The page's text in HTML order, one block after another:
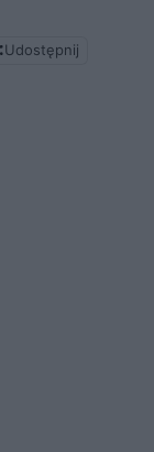
Udostępnij